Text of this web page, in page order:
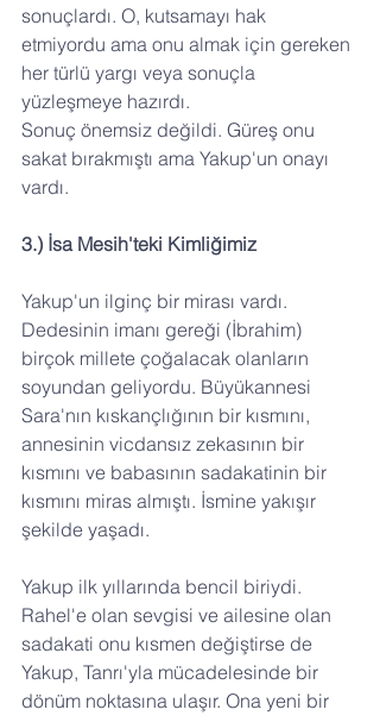
sonuçlardı. O, kutsamayı hak
etmiyordu ama onu almak için gereken
her türlü yargı veya sonuçla
yüzleşmeye hazırdı.
Sonuç önemsiz değildi. Güreş onu
sakat bırakmıştı ama Yakup'un onayı
vardı.
3.) İsa Mesih'teki Kimliğimiz
Yakup'un ilginç bir mirası vardı.
Dedesinin imanı gereği (İbrahim)
birçok millete çoğalacak olanların
soyundan geliyordu. Büyükannesi
Sara'nın kıskançlığının bir kısmını,
annesinin vicdansız zekasının bir
kısmını ve babasının sadakatinin bir
kısmını miras almıştı. İsmine yakışır
şekilde yaşadı.
Yakup ilk yıllarında bencil biriydi.
Rahel'e olan sevgisi ve ailesine olan
sadakati onu kısmen değiştirse de
Yakup, Tanrı'yla mücadelesinde bir
dönüm noktasına ulaşır. Ona yeni bir